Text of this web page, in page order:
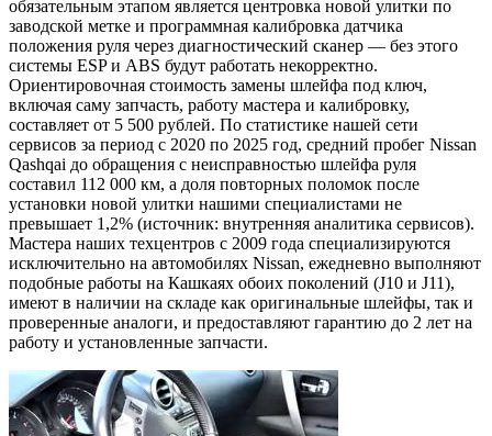
обязательным этапом является центровка новой улитки по
заводской метке и программная калибровка датчика
положения руля через диагностический сканер — без этого
системы ESP и ABS будут работать некорректно.
Ориентировочная стоимость замены шлейфа под ключ,
включая саму запчасть, работу мастера и калибровку,
составляет от 5 500 рублей. По статистике нашей сети
сервисов за период с 2020 по 2025 год, средний пробег Nissan
Qashqai до обращения с неисправностью шлейфа руля
составил 112 000 км, а доля повторных поломок после
установки новой улитки нашими специалистами не
превышает 1,2% (источник: внутренняя аналитика сервисов).
Мастера наших техцентров с 2009 года специализируются
исключительно на автомобилях Nissan, ежедневно выполняют
подобные работы на Кашкаях обоих поколений (J10 и J11),
имеют в наличии на складе как оригинальные шлейфы, так и
проверенные аналоги, и предоставляют гарантию до 2 лет на
работу и установленные запчасти.